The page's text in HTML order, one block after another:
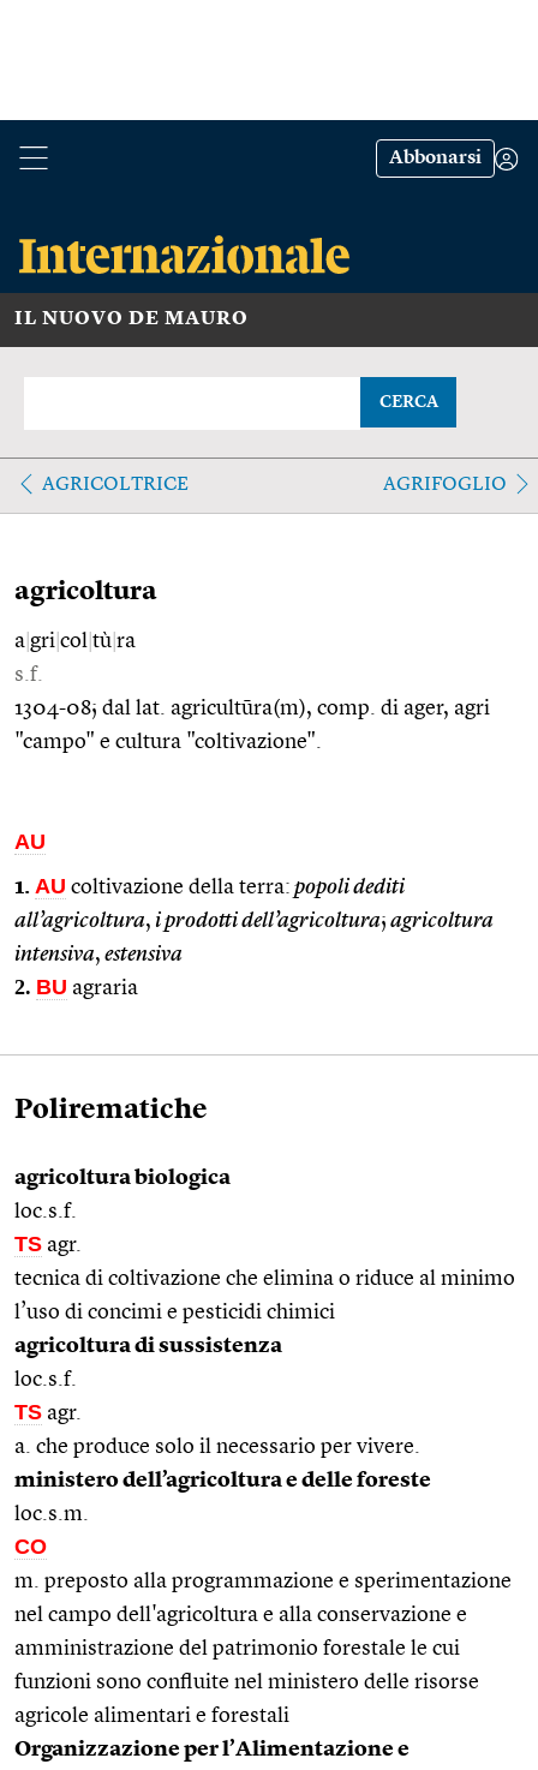
Abbonarsi
IL NUOVO DE MAURO
CERCA
AGRICOLTRICE AGRIFOGLIO
agricoltura
a gri col tù ra
s.f.
1304-08; dal lat. agricultūra(m), comp. di ager, agri
"campo" e cultura "coltivazione".
AU
1. AU coltivazione della terra: popoli dediti
all’agricoltura, i prodotti dell’agricoltura; agricoltura
intensiva, estensiva
2. BU agraria
Polirematiche
agricoltura biologica
loc.s.f.
TS agr.
tecnica di coltivazione che elimina o riduce al minimo
l’uso di concimi e pesticidi chimici
agricoltura di sussistenza
loc.s.f.
TS agr.
a. che produce solo il necessario per vivere.
ministero dell’agricoltura e delle foreste
loc.s.m.
CO
m. preposto alla programmazione e sperimentazione
nel campo dell'agricoltura e alla conservazione e
amministrazione del patrimonio forestale le cui
funzioni sono confluite nel ministero delle risorse
agricole alimentari e forestali
Organizzazione per l’Alimentazione e